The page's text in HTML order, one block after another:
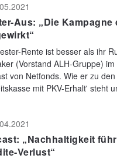
Aus: „Die
Rente ist besser als ihr
(Vorstand ALH-Gruppe)
von Netfonds. Wie er zu
mit PKV-Erhalt' steht
„Nachhaltigkeit
Verlust“